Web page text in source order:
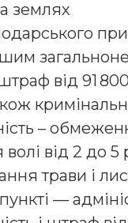
землях
від 91
–
від 2 до 5
трави і
—